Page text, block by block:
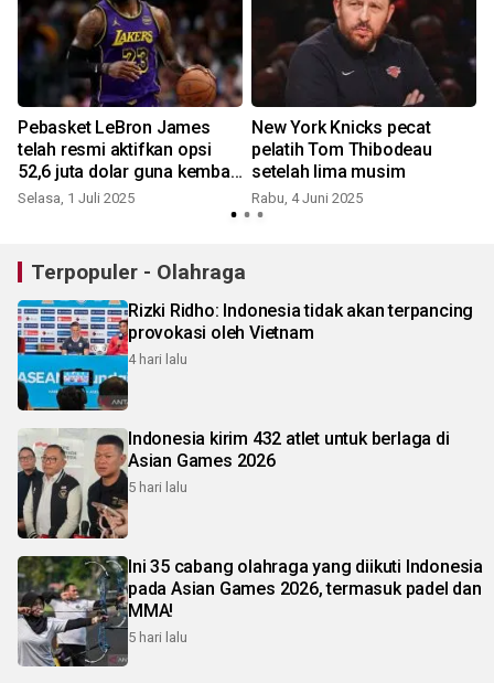
Pebasket LeBron James
telah resmi aktifkan opsi
52,6 juta dolar guna kembali
main di Lakers
Selasa, 1 Juli 2025
New York Knicks pecat
pelatih Tom Thibodeau
setelah lima musim
Rabu, 4 Juni 2025
Terpopuler - Olahraga
Rizki Ridho: Indonesia tidak akan terpancing
provokasi oleh Vietnam
4 hari lalu
Indonesia kirim 432 atlet untuk berlaga di
Asian Games 2026
5 hari lalu
Ini 35 cabang olahraga yang diikuti Indonesia
pada Asian Games 2026, termasuk padel dan
MMA!
5 hari lalu